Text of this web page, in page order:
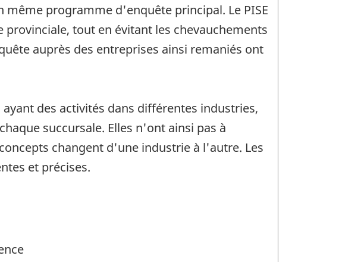
programme d'enquête principal. Le PISE
tout en évitant les chevauchements
auprès des entreprises ainsi remaniés ont
des activités dans différentes industries,
succursale. Elles n'ont ainsi pas à
changent d'une industrie à l'autre. Les
et précises.